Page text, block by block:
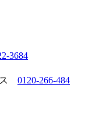
3684
ス 0120-266-484